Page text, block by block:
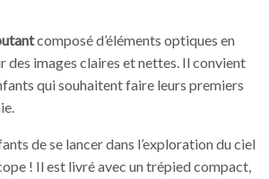
composé d’éléments optiques en
des images claires et nettes. Il convient
qui souhaitent faire leurs premiers
de se lancer dans l’exploration du ciel
! Il est livré avec un trépied compact,